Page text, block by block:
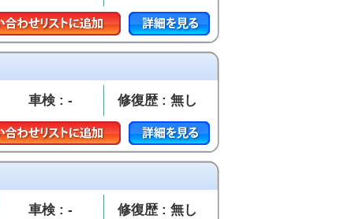
車検 : - 修復歴 : 無し
車検 : - 修復歴 : 無し